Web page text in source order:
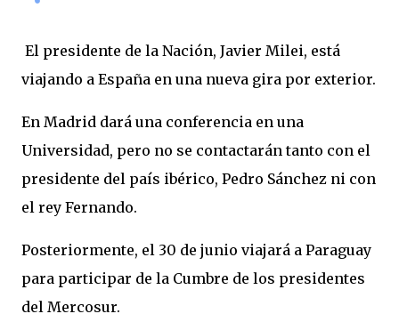
El presidente de la Nación, Javier Milei, está
viajando a España en una nueva gira por exterior.
En Madrid dará una conferencia en una
Universidad, pero no se contactarán tanto con el
presidente del país ibérico, Pedro Sánchez ni con
el rey Fernando.
Posteriormente, el 30 de junio viajará a Paraguay
para participar de la Cumbre de los presidentes
del Mercosur.